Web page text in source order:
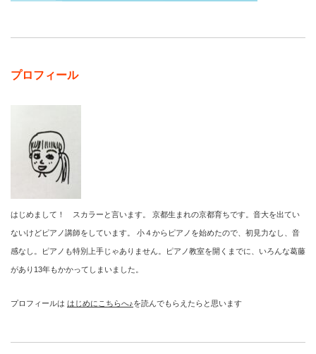
プロフィール
はじめまして！ スカラーと言います。 京都生まれの京都育ちです。音大を出てい
ないけどピアノ講師をしています。 小４からピアノを始めたので、初見力なし、音
感なし。ピアノも特別上手じゃありません。ピアノ教室を開くまでに、いろんな葛藤
があり13年もかかってしまいました。
プロフィールは はじめにこちらへ♪を読んでもらえたらと思います